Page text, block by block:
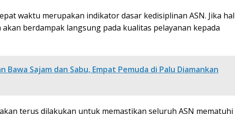
waktu merupakan indikator dasar kedisiplinan ASN. Jika hal
berdampak langsung pada kualitas pelayanan kepada
Bawa Sajam dan Sabu, Empat Pemuda di Palu Diamankan
terus dilakukan untuk memastikan seluruh ASN mematuhi